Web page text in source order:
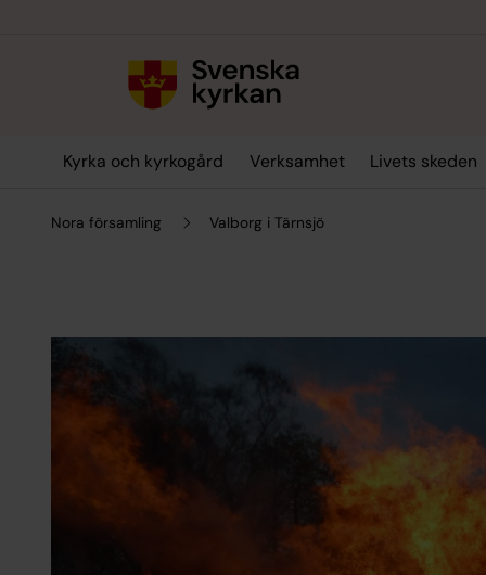
Kyrka och kyrkogård Verksamhet Livets skeden
Nora församling Valborg i Tärnsjö